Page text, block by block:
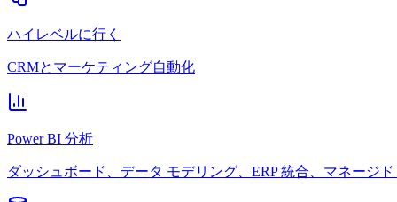
ハイレベルに行く
CRMとマーケティング自動化
Power BI 分析
ダッシュボード、データ モデリング、ERP 統合、マネージド